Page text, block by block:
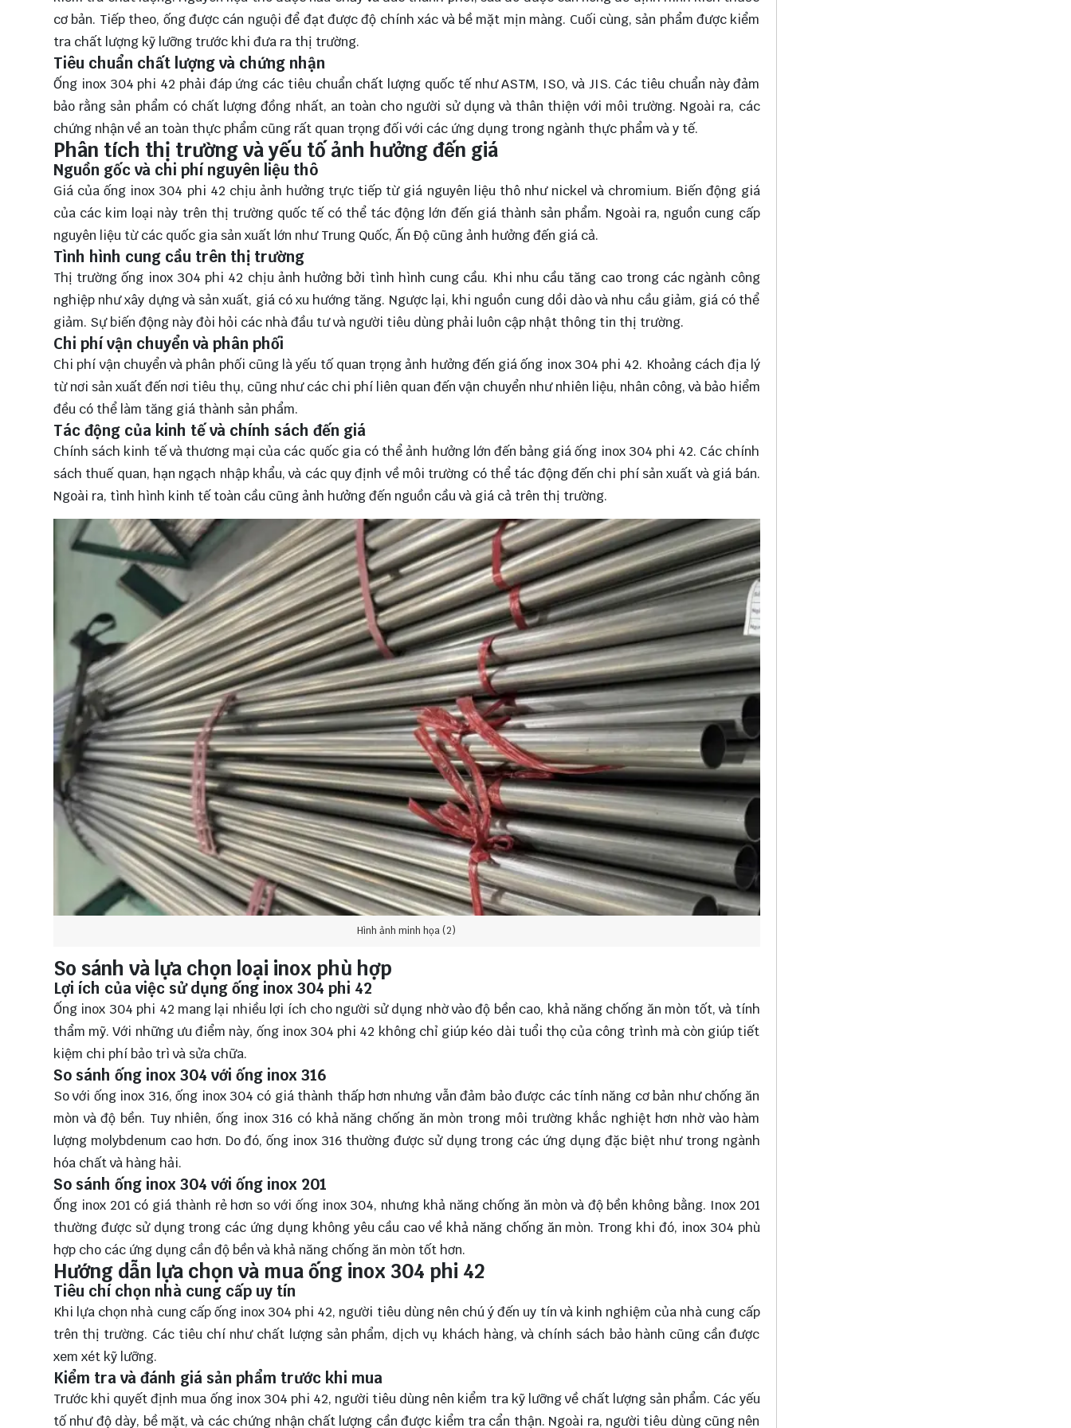
cơ bản. Tiếp theo, ống được cán nguội để đạt được độ chính xác và bề mặt mịn màng. Cuối cùng, sản phẩm được kiểm
tra chất lượng kỹ lưỡng trước khi đưa ra thị trường.
Tiêu chuẩn chất lượng và chứng nhận
Ống inox 304 phi 42 phải đáp ứng các tiêu chuẩn chất lượng quốc tế như ASTM, ISO, và JIS. Các tiêu chuẩn này đảm
bảo rằng sản phẩm có chất lượng đồng nhất, an toàn cho người sử dụng và thân thiện với môi trường. Ngoài ra, các
chứng nhận về an toàn thực phẩm cũng rất quan trọng đối với các ứng dụng trong ngành thực phẩm và y tế.
Phân tích thị trường và yếu tố ảnh hưởng đến giá
Nguồn gốc và chi phí nguyên liệu thô
Giá của ống inox 304 phi 42 chịu ảnh hưởng trực tiếp từ giá nguyên liệu thô như nickel và chromium. Biến động giá
của các kim loại này trên thị trường quốc tế có thể tác động lớn đến giá thành sản phẩm. Ngoài ra, nguồn cung cấp
nguyên liệu từ các quốc gia sản xuất lớn như Trung Quốc, Ấn Độ cũng ảnh hưởng đến giá cả.
Tình hình cung cầu trên thị trường
Thị trường ống inox 304 phi 42 chịu ảnh hưởng bởi tình hình cung cầu. Khi nhu cầu tăng cao trong các ngành công
nghiệp như xây dựng và sản xuất, giá có xu hướng tăng. Ngược lại, khi nguồn cung dồi dào và nhu cầu giảm, giá có thể
giảm. Sự biến động này đòi hỏi các nhà đầu tư và người tiêu dùng phải luôn cập nhật thông tin thị trường.
Chi phí vận chuyển và phân phối
Chi phí vận chuyển và phân phối cũng là yếu tố quan trọng ảnh hưởng đến giá ống inox 304 phi 42. Khoảng cách địa lý
từ nơi sản xuất đến nơi tiêu thụ, cũng như các chi phí liên quan đến vận chuyển như nhiên liệu, nhân công, và bảo hiểm
đều có thể làm tăng giá thành sản phẩm.
Tác động của kinh tế và chính sách đến giá
Chính sách kinh tế và thương mại của các quốc gia có thể ảnh hưởng lớn đến bảng giá ống inox 304 phi 42. Các chính
sách thuế quan, hạn ngạch nhập khẩu, và các quy định về môi trường có thể tác động đến chi phí sản xuất và giá bán.
Ngoài ra, tình hình kinh tế toàn cầu cũng ảnh hưởng đến nguồn cầu và giá cả trên thị trường.
Hình ảnh minh họa (2)
So sánh và lựa chọn loại inox phù hợp
Lợi ích của việc sử dụng ống inox 304 phi 42
Ống inox 304 phi 42 mang lại nhiều lợi ích cho người sử dụng nhờ vào độ bền cao, khả năng chống ăn mòn tốt, và tính
thẩm mỹ. Với những ưu điểm này, ống inox 304 phi 42 không chỉ giúp kéo dài tuổi thọ của công trình mà còn giúp tiết
kiệm chi phí bảo trì và sửa chữa.
So sánh ống inox 304 với ống inox 316
So với ống inox 316, ống inox 304 có giá thành thấp hơn nhưng vẫn đảm bảo được các tính năng cơ bản như chống ăn
mòn và độ bền. Tuy nhiên, ống inox 316 có khả năng chống ăn mòn trong môi trường khắc nghiệt hơn nhờ vào hàm
lượng molybdenum cao hơn. Do đó, ống inox 316 thường được sử dụng trong các ứng dụng đặc biệt như trong ngành
hóa chất và hàng hải.
So sánh ống inox 304 với ống inox 201
Ống inox 201 có giá thành rẻ hơn so với ống inox 304, nhưng khả năng chống ăn mòn và độ bền không bằng. Inox 201
thường được sử dụng trong các ứng dụng không yêu cầu cao về khả năng chống ăn mòn. Trong khi đó, inox 304 phù
hợp cho các ứng dụng cần độ bền và khả năng chống ăn mòn tốt hơn.
Hướng dẫn lựa chọn và mua ống inox 304 phi 42
Tiêu chí chọn nhà cung cấp uy tín
Khi lựa chọn nhà cung cấp ống inox 304 phi 42, người tiêu dùng nên chú ý đến uy tín và kinh nghiệm của nhà cung cấp
trên thị trường. Các tiêu chí như chất lượng sản phẩm, dịch vụ khách hàng, và chính sách bảo hành cũng cần được
xem xét kỹ lưỡng.
Kiểm tra và đánh giá sản phẩm trước khi mua
Trước khi quyết định mua ống inox 304 phi 42, người tiêu dùng nên kiểm tra kỹ lưỡng về chất lượng sản phẩm. Các yếu
tố như độ dày, bề mặt, và các chứng nhận chất lượng cần được kiểm tra cẩn thận. Ngoài ra, người tiêu dùng cũng nên